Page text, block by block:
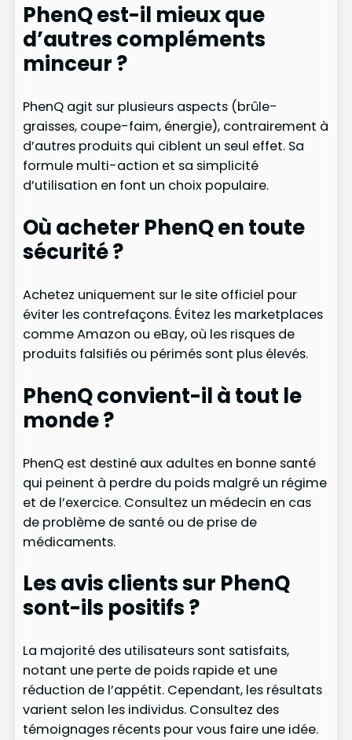
PhenQ est-il mieux que
d’autres compléments
minceur ?
PhenQ agit sur plusieurs aspects (brûle-
graisses, coupe-faim, énergie), contrairement à
d’autres produits qui ciblent un seul effet. Sa
formule multi-action et sa simplicité
d’utilisation en font un choix populaire.
Où acheter PhenQ en toute
sécurité ?
Achetez uniquement sur le site officiel pour
éviter les contrefaçons. Évitez les marketplaces
comme Amazon ou eBay, où les risques de
produits falsifiés ou périmés sont plus élevés.
PhenQ convient-il à tout le
monde ?
PhenQ est destiné aux adultes en bonne santé
qui peinent à perdre du poids malgré un régime
et de l’exercice. Consultez un médecin en cas
de problème de santé ou de prise de
médicaments.
Les avis clients sur PhenQ
sont-ils positifs ?
La majorité des utilisateurs sont satisfaits,
notant une perte de poids rapide et une
réduction de l’appétit. Cependant, les résultats
varient selon les individus. Consultez des
témoignages récents pour vous faire une idée.